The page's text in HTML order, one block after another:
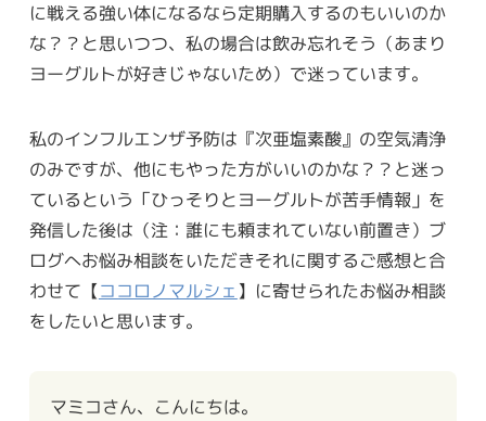
に戦える強い体になるなら定期購入するのもいいのか
な？？と思いつつ、私の場合は飲み忘れそう（あまり
ヨーグルトが好きじゃないため）で迷っています。
私のインフルエンザ予防は『次亜塩素酸』の空気清浄
のみですが、他にもやった方がいいのかな？？と迷っ
ているという「ひっそりとヨーグルトが苦手情報」を
発信した後は（注：誰にも頼まれていない前置き）ブ
ログへお悩み相談をいただきそれに関するご感想と合
わせて【ココロノマルシェ 】に寄せられたお悩み相談
をしたいと思います。
マミコさん、こんにちは。